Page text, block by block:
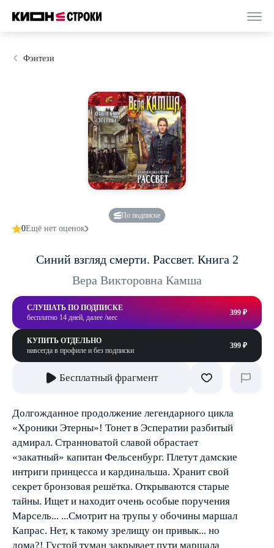
Фэнтези
По подписке
0Ещё нет оценок
Синий взгляд смерти. Рассвет. Книга 2
Вера Викторовна Камша
СЛУШАТЬ ПО ПОДПИСКЕ
бесплатно 14 дней, далее /мес
399 ₽
КУПИТЬ ОТДЕЛЬНО
навсегда в профиле и без подписки
399 ₽
Бесплатный фрагмент
Долгожданное продолжение легендарного цикла
«Хроники Этерны»! Тонет в Эсператии разбитый
адмирал. Странноватой славой обрастает
«закатный» капитан Фельсенбург. Плетут дамские
интриги принцесса и кардинальша. Хранит свой
секрет бронзовая решётка. Открываются старые
тайны. Ищет и находит очень особые поручения
Марсель... ...Смотрит на трупы у обочины маршал
Капрас. Нет, к такому зрелищу он привык... но
дома?! Густой туман закрывает пути маршала